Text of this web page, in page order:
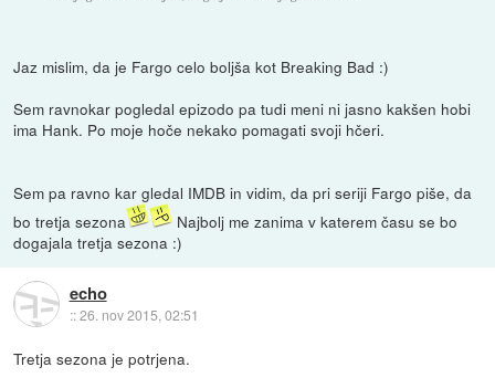
Jaz mislim, da je Fargo celo boljša kot Breaking Bad :)
Sem ravnokar pogledal epizodo pa tudi meni ni jasno kakšen hobi
ima Hank. Po moje hoče nekako pomagati svoji hčeri.
Sem pa ravno kar gledal IMDB in vidim, da pri seriji Fargo piše, da
bo tretja sezona
Najbolj me zanima v katerem času se bo
dogajala tretja sezona :)
echo
::26. nov 2015, 02:51
Tretja sezona je potrjena.